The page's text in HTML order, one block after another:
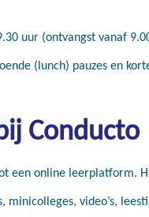
uur (ontvangst vanaf
(lunch) pauzes en
Conducto
een online leerplatform.
minicolleges, video’s,